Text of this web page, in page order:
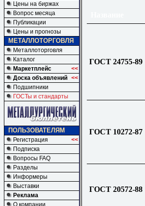
Цены на биржах
Вопрос месяца
Публикации
Цены и прогнозы
МЕТАЛЛОТОРГОВЛЯ
Металлоторговля
Каталог
Маркетплейс
<<
Доска объявлений <<
Подшипники
ГОСТы и стандарты
ПОЛЬЗОВАТЕЛЯМ
Регистрация
<<
Подписка
Вопросы FAQ
Разделы
Информеры
Выставки
Реклама
О компании
ГОСТ 24755-89
ГОСТ 10272-87
ГОСТ 20572-88